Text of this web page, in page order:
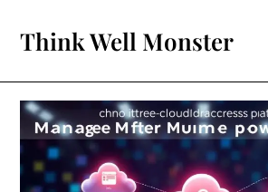
content
Think Well Monster